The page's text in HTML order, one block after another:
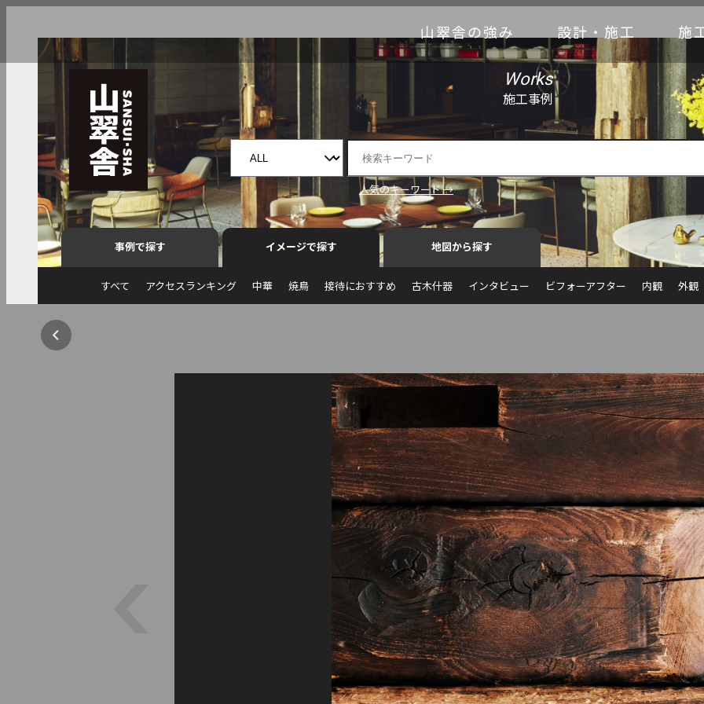
山翠舎の強み 設計・施工 施
Works
施工事例
人気のキーワード →
事例で探す イメージで探す 地図から探す
すべて アクセスランキング 中華 焼鳥 接待におすすめ 古木什器 インタビュー ビフォーアフター 内観 外観